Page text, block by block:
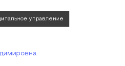
управление